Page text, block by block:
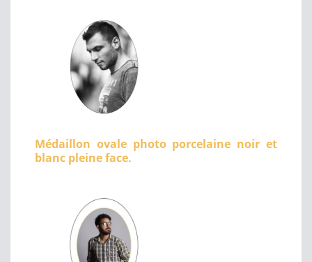
Médaillon ovale photo porcelaine noir et
blanc pleine face.